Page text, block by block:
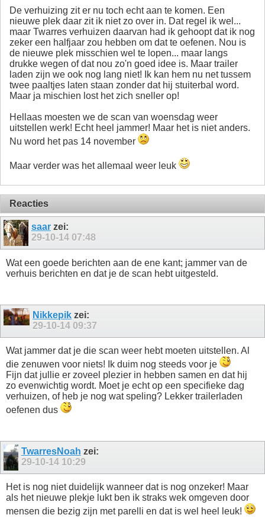
De verhuizing zit er nu toch echt aan te komen. Een
nieuwe plek daar zit ik niet zo over in. Dat regel ik wel...
maar Twarres verhuizen daarvan had ik gehoopt dat ik nog
zeker een halfjaar zou hebben om dat te oefenen. Nou is
de nieuwe plek misschien wel te lopen... maar langs
drukke wegen of dat nou zo'n goed idee is. Maar trailer
laden zijn we ook nog lang niet! Ik kan hem nu net tussem
twee paaltjes laten staan zonder dat hij stuiterbal word.
Maar ja mischien lost het zich sneller op!
Hellaas moesten we de scan van woensdag weer
uitstellen werk! Echt heel jammer! Maar het is niet anders.
Nu word het pas 14 november
Maar verder was het allemaal weer leuk
Reacties
saarzei:
29-10-14 07:48
Wat een goede berichten aan de ene kant; jammer van de
verhuis berichten en dat je de scan hebt uitgesteld.
Nikkepik zei:
29-10-14 09:37
Wat jammer dat je die scan weer hebt moeten uitstellen. Al
die zenuwen voor niets! Ik duim nog steeds voor je
Fijn dat jullie er zoveel plezier in hebben samen en dat hij
zo evenwichtig wordt. Moet je echt op een specifieke dag
verhuizen, of heb je nog wat speling? Lekker trailerladen
oefenen dus
TwarresNoah zei:
29-10-14 10:29
Het is nog niet duidelijk wanneer dat is nog onzeker! Maar
als het nieuwe plekje lukt ben ik straks wek omgeven door
mensen die bezig zijn met parelli en dat is wel heel leuk!